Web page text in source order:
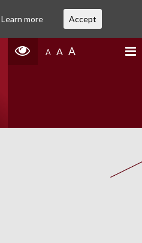
A A A
Learn more Accept